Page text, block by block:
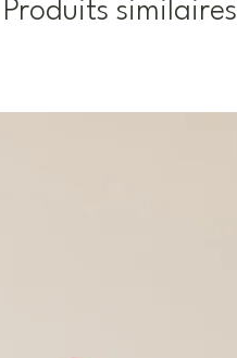
Produits similaires